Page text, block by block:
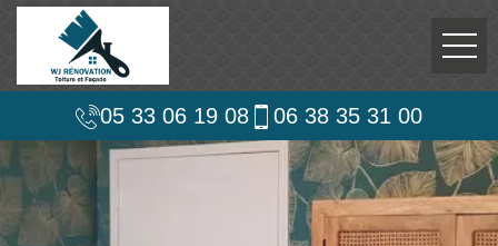
05 33 06 19 08 06 38 35 31 00